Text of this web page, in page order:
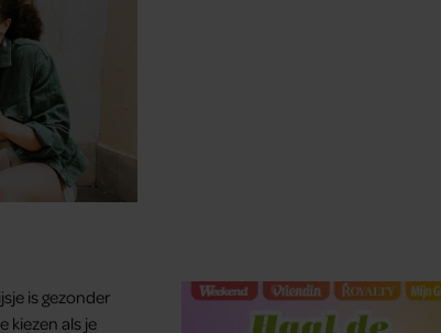
is gezonder
kiezen als je
Tips om je